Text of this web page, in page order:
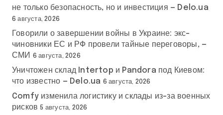
не только безопасность, но и инвестиция — Delo.ua
6 августа, 2026
Говорили о завершении войны в Украине: экс-
чиновники ЕС и РФ провели тайные переговоры, —
СМИ
6 августа, 2026
Уничтожен склад Intertop и Pandora под Киевом:
что известно — Delo.ua 6 августа, 2026
Comfy изменила логистику и склады из-за военных
рисков 5 августа, 2026